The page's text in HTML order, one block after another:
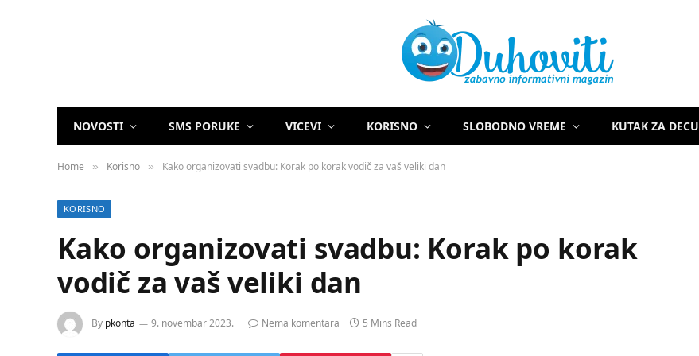
NOVOSTI SMS PORUKE VICEVI KORISNO SLOBODNO VREME KUTAK ZA DECU
Home » Korisno » Kako organizovati svadbu: Korak po korak vodič za vaš veliki dan
KORISNO
Kako organizovati svadbu: Korak po korak
vodič za vaš veliki dan
By pkonta 9. novembar 2023. Nema komentara 5 Mins Read